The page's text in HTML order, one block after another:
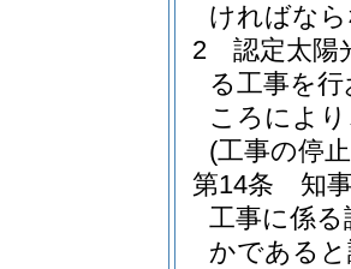
ければな
2
認定太陽
る工事を
ころによ
(工事の停
第14条
知
工事に係
かである